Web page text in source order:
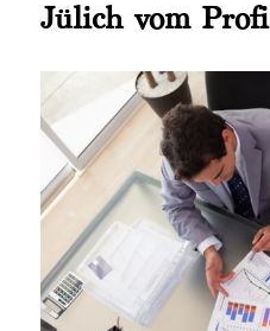
Jülich vom Profi